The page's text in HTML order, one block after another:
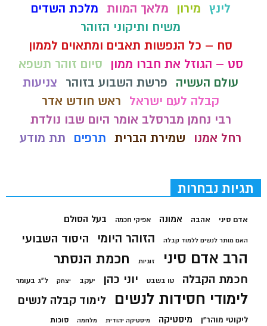
לינץ מירון מלאך המוות מלכת השדים
משיח ותיקוני הזוהר
סח – כל הנפשות תאבים ומתאוים לממון
סט – הגוזל את חברו ממון
סיום זוהר תשפא
עולם העשיה
פרשת השבוע בזוהר
צניעות
קבלה לעם ישראל
ראש חודש אדר
רבי נחמן מברסלב אומר היום שבו נולדת
רחל אמנו
שמירת הברית תרפים תת מודע
תגיות נבחרות
אדם סיני אהבה אמונה אפיקי חכמה בעל הסולם
האם מותר לנשים ללמוד קבלה הזוהר היומי היסוד השבועי
הרב אדם סיני זוגיות חכמת הנסתר
חכמת הקבלה טו בשבט יוני כהן יעקב יצחק ל"ג בעומר
לימודי חסידות לנשים לימוד קבלה לנשים
ליקוטי מוהר"ן מיסטיקה מיסטיקה יהודית מלחמה סוכות